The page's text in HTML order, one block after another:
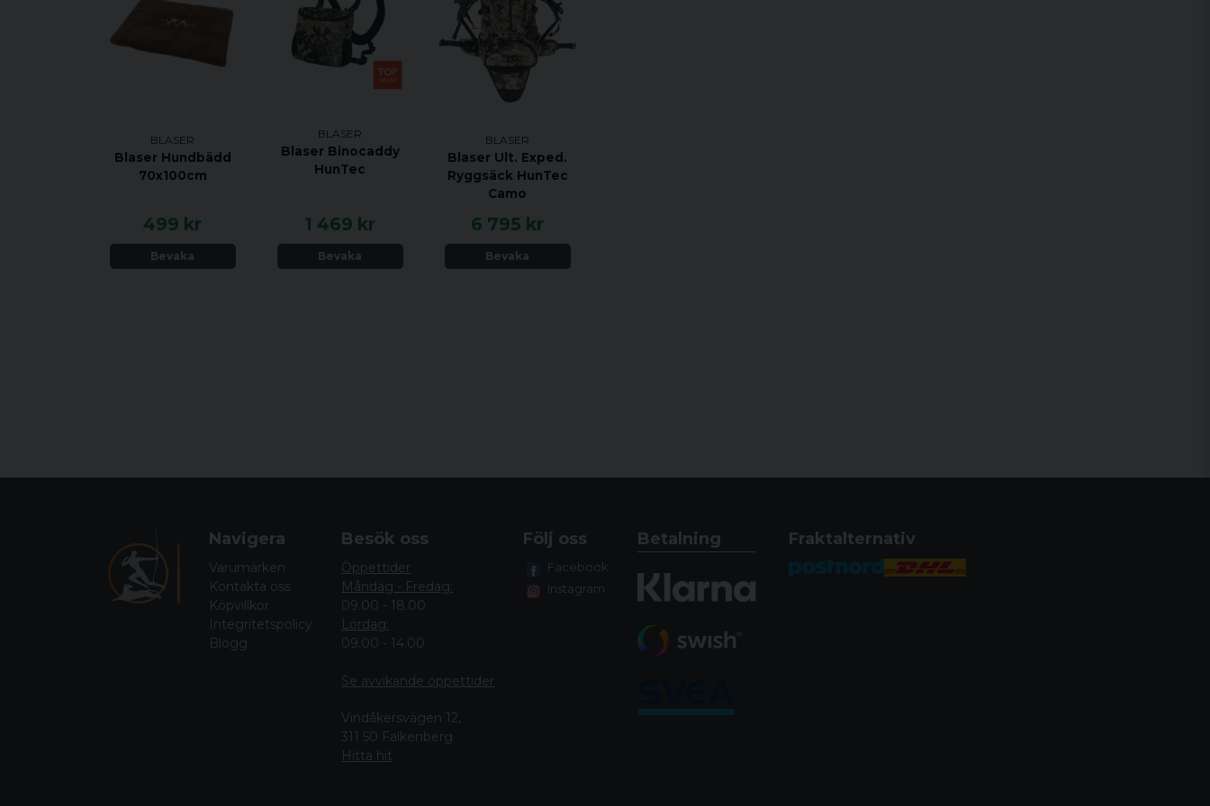
BLASER
Blaser Hundbädd
70x100cm
499 kr
Bevaka
BLASER
Blaser Binocaddy
HunTec
1 469 kr
Bevaka
BLASER
Blaser Ult. Exped.
Ryggsäck HunTec
Camo
6 795 kr
Bevaka
Navigera
Varumärken
Kontakta oss
Köpvillkor
Integritetspolicy
Blogg
Besök oss
Öppettider
Måndag - Fredag:
09.00 - 18.00
Lördag:
09.00 - 14.00
Se avvikande öppettider
Vindåkersvägen 12,
311 50 Falkenberg
Hitta hit
Följ oss
Facebook
Instagram
Betalning Fraktalternativ